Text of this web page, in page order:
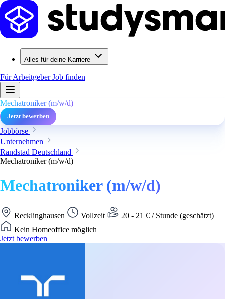
Alles für deine Karriere
Für ArbeitgeberJob finden
Mechatroniker (m/w/d)
Jetzt bewerben
Jobbörse
Unternehmen
Randstad Deutschland
Mechatroniker (m/w/d)
Mechatroniker (m/w/d)
Recklinghausen Vollzeit
20 - 21 € / Stunde (geschätzt)
Kein Homeoffice möglich
Jetzt bewerben